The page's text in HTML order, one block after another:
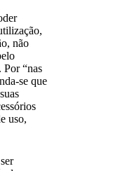
não
Por “nas
se que
uso,